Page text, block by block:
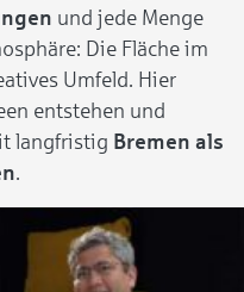
und jede Menge
Die Fläche im
Umfeld. Hier
entstehen und
langfristig Bremen als
.